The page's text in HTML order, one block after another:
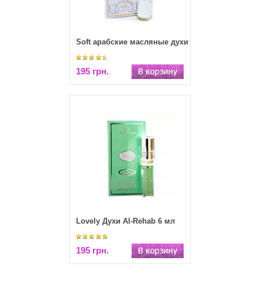
Soft арабские масляные духи
195 грн.
Lovely Духи Al-Rehab 6 мл
195 грн.